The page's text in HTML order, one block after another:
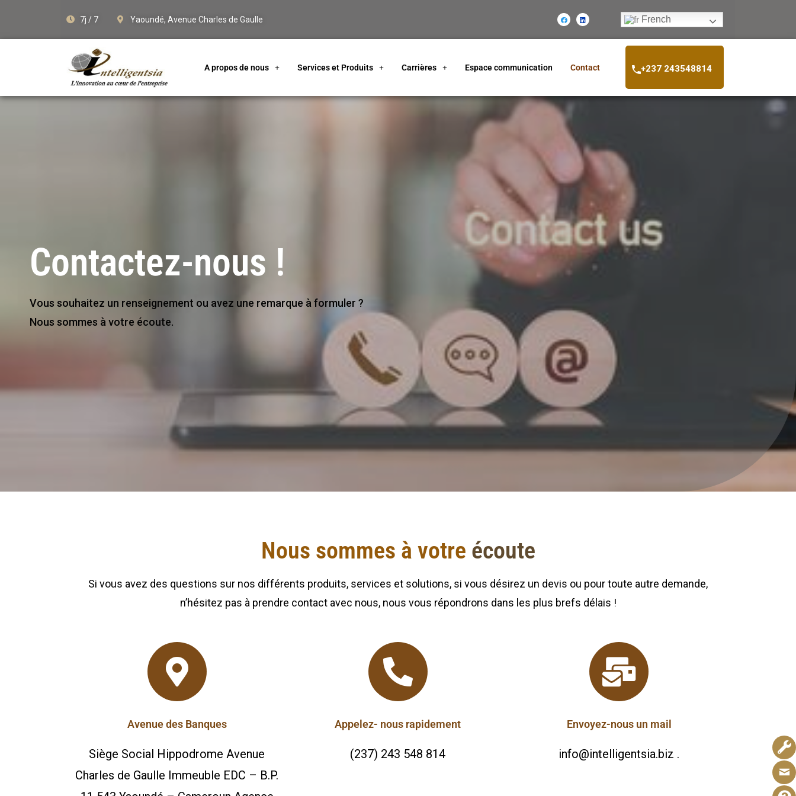
7j / 7 Yaoundé, Avenue Charles de Gaulle French
A propos de nous Services et Produits Carrières Espace communication Contact +237 243548814
Contactez-nous !
Vous souhaitez un renseignement ou avez une remarque à formuler ?
Nous sommes à votre écoute.
Nous sommes à votre écoute
Si vous avez des questions sur nos différents produits, services et solutions, si vous désirez un devis ou pour toute autre demande,
n’hésitez pas à prendre contact avec nous, nous vous répondrons dans les plus brefs délais !
Avenue des Banques
Siège Social Hippodrome Avenue
Charles de Gaulle Immeuble EDC – B.P.
Appelez- nous rapidement
(237) 243 548 814
Envoyez-nous un mail
info@intelligentsia.biz .